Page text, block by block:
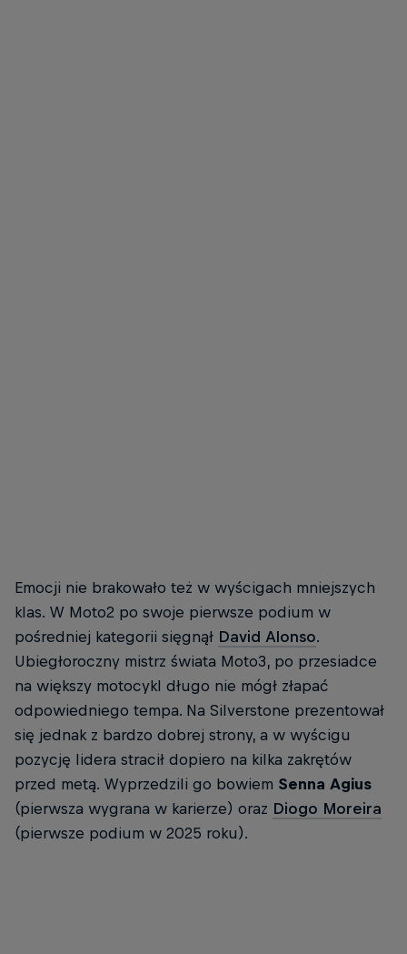
Emocji nie brakowało też w wyścigach mniejszych
klas. W Moto2 po swoje pierwsze podium w
pośredniej kategorii sięgnął David Alonso.
Ubiegłoroczny mistrz świata Moto3, po przesiadce
na większy motocykl długo nie mógł złapać
odpowiedniego tempa. Na Silverstone prezentował
się jednak z bardzo dobrej strony, a w wyścigu
pozycję lidera stracił dopiero na kilka zakrętów
przed metą. Wyprzedzili go bowiem Senna Agius
(pierwsza wygrana w karierze) oraz Diogo Moreira
(pierwsze podium w 2025 roku).